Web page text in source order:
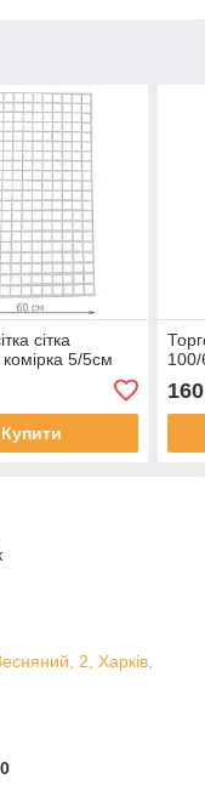
сітка
5/5см
Купити
100/
160
2, Харків,